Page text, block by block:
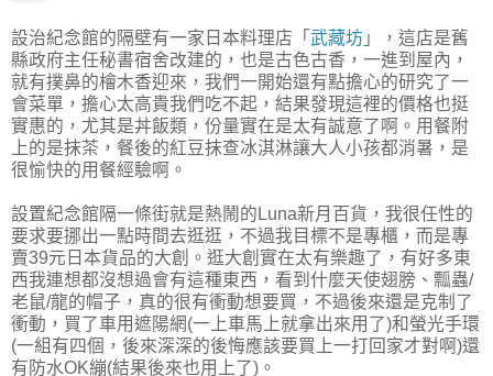
設治紀念館的隔壁有一家日本料理店「 武藏坊 」，這店是舊
縣政府主任秘書宿舍改建的，也是古色古香，一進到屋內，
就有撲鼻的檜木香迎來，我們一開始還有點擔心的研究了一
會菜單，擔心太高貴我們吃不起，結果發現這裡的價格也挺
實惠的，尤其是丼飯類，份量實在是太有誠意了啊。用餐附
上的是抹茶，餐後的紅豆抹查冰淇淋讓大人小孩都消暑，是
很愉快的用餐經驗啊。
設置紀念館隔一條街就是熱鬧的Luna新月百貨，我很任性的
要求要挪出一點時間去逛逛，不過我目標不是專櫃，而是專
賣39元日本貨品的大創。逛大創實在太有樂趣了，有好多東
西我連想都沒想過會有這種東西，看到什麼天使翅膀、瓢蟲/
老鼠/龍的帽子，真的很有衝動想要買，不過後來還是克制了
衝動，買了車用遮陽網(一上車馬上就拿出來用了)和螢光手環
(一組有四個，後來深深的後悔應該要買上一打回家才對啊)還
有防水OK繃(結果後來也用上了)。